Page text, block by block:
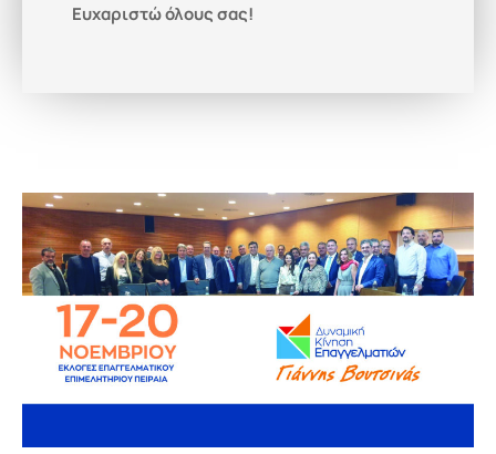
Ευχαριστώ όλους σας!